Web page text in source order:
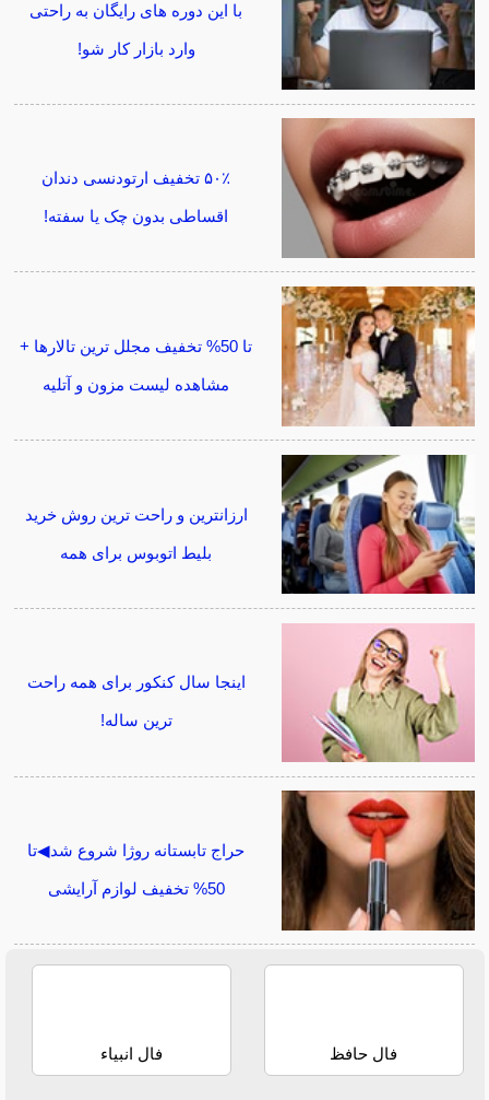
با این دوره های رایگان به راحتی
وارد بازار کار شو!
۵۰٪ تخفیف ارتودنسی دندان
اقساطی بدون چک یا سفته!
تا 50% تخفیف مجلل ترین تالارها +
مشاهده لیست مزون و آتلیه
ارزانترین و راحت ترین روش خرید
بلیط اتوبوس برای همه
اینجا سال کنکور برای همه راحت
ترین ساله!
حراج تابستانه روژا شروع شد◀تا
50% تخفیف لوازم آرایشی
فال حافظ فال انبیاء